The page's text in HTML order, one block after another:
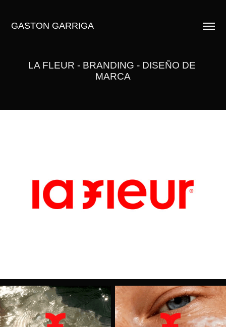
GASTON GARRIGA
LA FLEUR - BRANDING - DISEÑO DE
MARCA